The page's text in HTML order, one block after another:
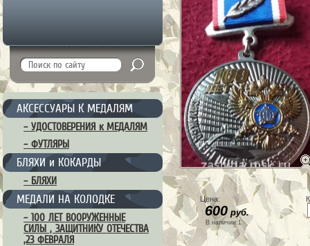
АКСЕССУАРЫ К МЕДАЛЯМ
– УДОСТОВЕРЕНИЯ к МЕДАЛЯМ
– ФУТЛЯРЫ
БЛЯХИ и КОКАРДЫ
– БЛЯХИ
МЕДАЛИ НА КОЛОДКЕ
– 100 ЛЕТ ВООРУЖЕННЫЕ
СИЛЫ , ЗАЩИТНИКУ ОТЕЧЕСТВА
,23 ФЕВРАЛЯ
Цена:
600 руб.
В наличии:1